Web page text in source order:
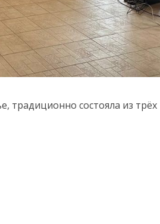
традиционно состояла из трёх